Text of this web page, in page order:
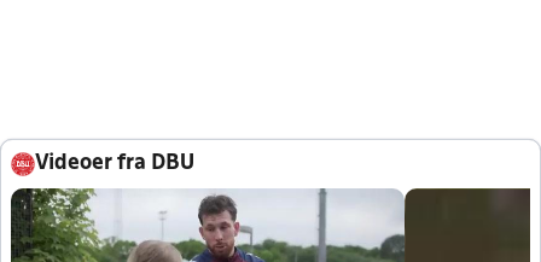
Videoer fra DBU